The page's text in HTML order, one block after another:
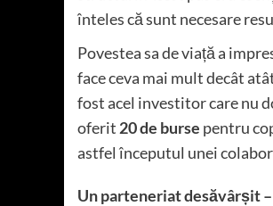
înteles că sunt necesare
Povestea sa de viață a
face ceva mai mult decât
fost acel investitor care nu
oferit 20 de burse pentru
astfel începutul unei
Un parteneriat desăvârșit